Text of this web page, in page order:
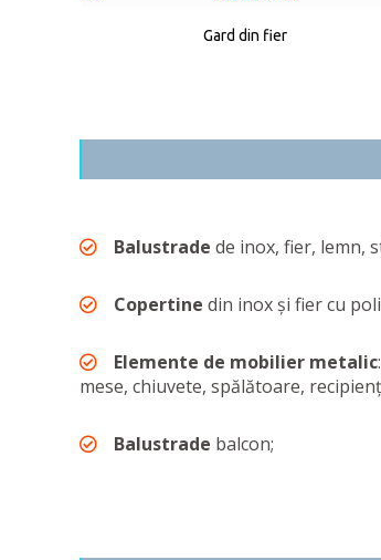
Gard din fier
Balustrade de inox, fier, lemn,
Copertine din inox și fier cu
Elemente de mobilier metalic
mese, chiuvete, spălătoare,
Balustrade balcon;